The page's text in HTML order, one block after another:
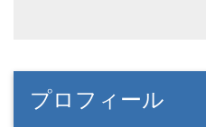
プロフィール